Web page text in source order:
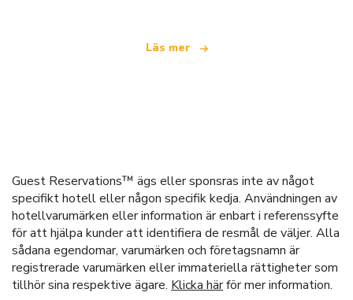
Läs mer
Guest Reservations™ ägs eller sponsras inte av något
specifikt hotell eller någon specifik kedja. Användningen av
hotellvarumärken eller information är enbart i referenssyfte
för att hjälpa kunder att identifiera de resmål de väljer. Alla
sådana egendomar, varumärken och företagsnamn är
registrerade varumärken eller immateriella rättigheter som
tillhör sina respektive ägare. Klicka härför mer information.